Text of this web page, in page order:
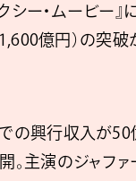
シー・ムービー』
億円）の突
の興行収入が50
。主演のジャファ